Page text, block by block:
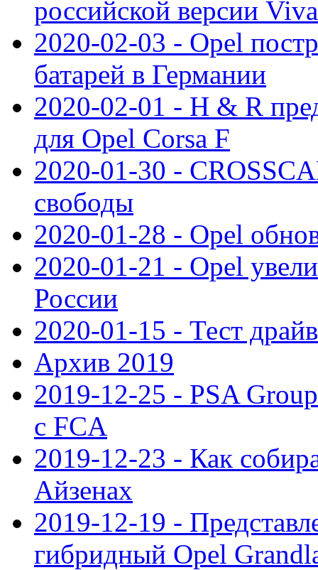
российской версии
2020-02-03 - Opel
батарей в Германии
2020-02-01 - H & R
для Opel Corsa F
2020-01-30 -
свободы
2020-01-28 - Opel
2020-01-21 - Opel
России
2020-01-15 - Тест
Архив 2019
2019-12-25 - PSA
с FCA
2019-12-23 - Как
Айзенах
2019-12-19 -
гибридный Opel